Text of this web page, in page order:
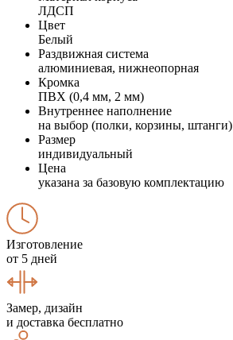
ЛДСП
Цвет
Белый
Раздвижная система
алюминиевая, нижнеопорная
Кромка
ПВХ (0,4 мм, 2 мм)
Внутреннее наполнение
на выбор (полки, корзины, штанги)
Размер
индивидуальный
Цена
указана за базовую комплектацию
Изготовление
от 5 дней
Замер, дизайн
и доставка бесплатно